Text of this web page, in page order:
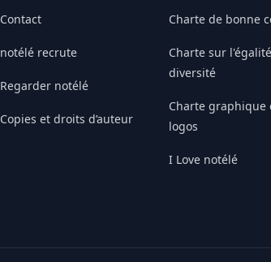
Contact
notélé recrute
Regarder notélé
Copies et droits d’auteur
Charte de bonne
Charte sur
diversité
Charte graphique
logos
I Love notélé